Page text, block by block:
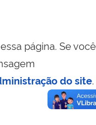
página. Se você
do site.